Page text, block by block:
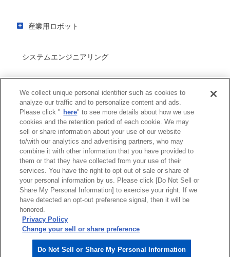
インバータの歴史
インバータの種類と特徴
インバータとサーボの違い
PMモータとは？
インバータを学ぶ
産業用ロボット
スポット溶接
レーザー溶接
その他
産業用ロボットのデジタル化への対応
産業用ロボット導入時のポイント
システムエンジニアリング
製品セキュリティへの取り組み
脆弱性情報一覧
サイトマップ 商標について
利用規程
リンクについて
個人情報保護方針
クッキーポリシー
Do Not Sell or Share My Personal Information
ソーシャルメディアポリシー
安川電機公式ソーシャルメディアアカウント
We collect unique personal identifier such as cookies to
analyze our traffic and to personalize content and ads.
Please click " here" to see more details about how we use
cookies and the retention period of each cookie. We may
sell or share information about your use of our website
to/with our analytics and advertising partners, who may
combine it with other information that you have provided to
them or that they have collected from your use of their
services. You have the right to opt out of sale or share of
your personal information by us. Please click [Do Not Sell or
Share My Personal Information] to exercise your right. If we
have detected an opt-out preference signal, then it will be
honored.
Privacy Policy
Change your sell or share preference
Do Not Sell or Share My Personal Information